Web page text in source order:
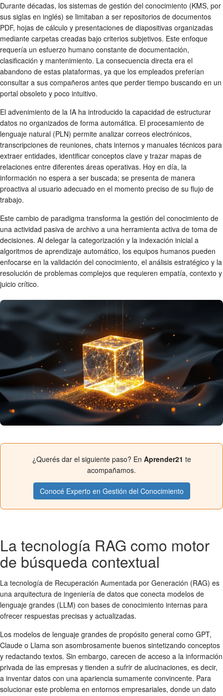
Durante décadas, los sistemas de gestión del conocimiento (KMS, por
sus siglas en inglés) se limitaban a ser repositorios de documentos
PDF, hojas de cálculo y presentaciones de diapositivas organizadas
mediante carpetas creadas bajo criterios subjetivos. Este enfoque
requería un esfuerzo humano constante de documentación,
clasificación y mantenimiento. La consecuencia directa era el
abandono de estas plataformas, ya que los empleados preferían
consultar a sus compañeros antes que perder tiempo buscando en un
portal obsoleto y poco intuitivo.
El advenimiento de la IA ha introducido la capacidad de estructurar
datos no organizados de forma automática. El procesamiento de
lenguaje natural (PLN) permite analizar correos electrónicos,
transcripciones de reuniones, chats internos y manuales técnicos para
extraer entidades, identificar conceptos clave y trazar mapas de
relaciones entre diferentes áreas operativas. Hoy en día, la
información no espera a ser buscada; se presenta de manera
proactiva al usuario adecuado en el momento preciso de su flujo de
trabajo.
Este cambio de paradigma transforma la gestión del conocimiento de
una actividad pasiva de archivo a una herramienta activa de toma de
decisiones. Al delegar la categorización y la indexación inicial a
algoritmos de aprendizaje automático, los equipos humanos pueden
enfocarse en la validación del conocimiento, el análisis estratégico y la
resolución de problemas complejos que requieren empatía, contexto y
juicio crítico.
¿Querés dar el siguiente paso? En Aprender21 te
acompañamos.
Conocé Experto en Gestión del Conocimiento
La tecnología RAG como motor
de búsqueda contextual
La tecnología de Recuperación Aumentada por Generación (RAG) es
una arquitectura de ingeniería de datos que conecta modelos de
lenguaje grandes (LLM) con bases de conocimiento internas para
ofrecer respuestas precisas y actualizadas.
Los modelos de lenguaje grandes de propósito general como GPT,
Claude o Llama son asombrosamente buenos sintetizando conceptos
y redactando textos. Sin embargo, carecen de acceso a la información
privada de las empresas y tienden a sufrir de alucinaciones, es decir,
a inventar datos con una apariencia sumamente convincente. Para
solucionar este problema en entornos empresariales, donde un dato